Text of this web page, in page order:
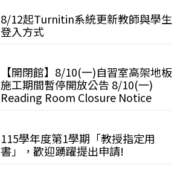
8/12起Turnitin系統更新教師與學生
登入方式
【開閉館】8/10(一)自習室高架地板
施工期間暫停開放公告 8/10(一)
Reading Room Closure Notice
115學年度第1學期「教授指定用
書」，歡迎踴躍提出申請!